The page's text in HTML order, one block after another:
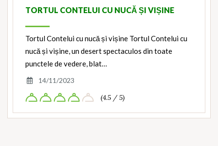
TORTUL CONTELUI CU NUCĂ ȘI VIȘINE
Tortul Contelui cu nucă și vișine Tortul Contelui cu
nucă și vișine, un desert spectaculos din toate
punctele de vedere, blat…
14/11/2023
(4.5 / 5)